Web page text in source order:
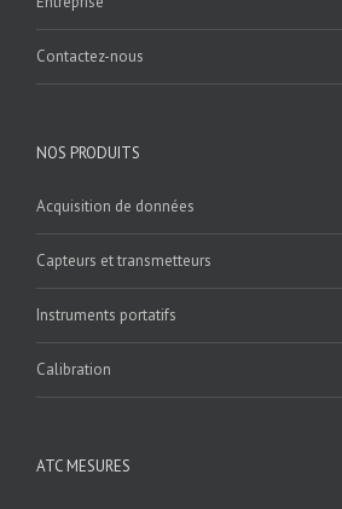
Contactez-nous
NOS PRODUITS
Acquisition de données
Capteurs et transmetteurs
Instruments portatifs
Calibration
ATC MESURES